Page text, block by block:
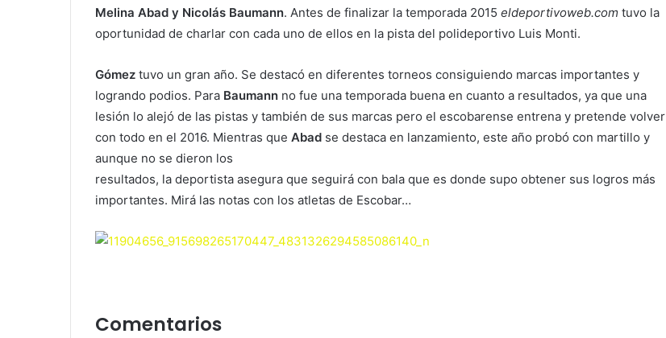
Melina Abad y Nicolás Baumann. Antes de finalizar la temporada 2015 eldeportivoweb.com tuvo la
oportunidad de charlar con cada uno de ellos en la pista del polideportivo Luis Monti.
Gómez tuvo un gran año. Se destacó en diferentes torneos consiguiendo marcas importantes y
logrando podios. Para Baumann no fue una temporada buena en cuanto a resultados, ya que una
lesión lo alejó de las pistas y también de sus marcas pero el escobarense entrena y pretende volver
con todo en el 2016. Mientras que Abad se destaca en lanzamiento, este año probó con martillo y
aunque no se dieron los
resultados, la deportista asegura que seguirá con bala que es donde supo obtener sus logros más
importantes. Mirá las notas con los atletas de Escobar…
Comentarios